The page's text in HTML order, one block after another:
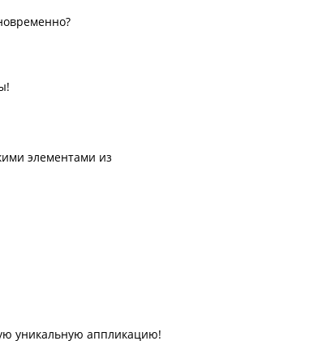
элементами из
уникальную аппликацию!